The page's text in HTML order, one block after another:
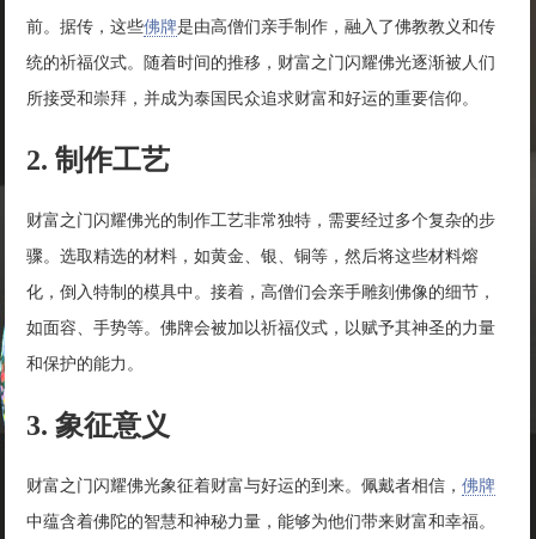
前。据传，这些佛牌是由高僧们亲手制作，融入了佛教教义和传
统的祈福仪式。随着时间的推移，财富之门闪耀佛光逐渐被人们
所接受和崇拜，并成为泰国民众追求财富和好运的重要信仰。
2. 制作工艺
财富之门闪耀佛光的制作工艺非常独特，需要经过多个复杂的步
骤。选取精选的材料，如黄金、银、铜等，然后将这些材料熔
化，倒入特制的模具中。接着，高僧们会亲手雕刻佛像的细节，
如面容、手势等。佛牌会被加以祈福仪式，以赋予其神圣的力量
和保护的能力。
3. 象征意义
财富之门闪耀佛光象征着财富与好运的到来。佩戴者相信，佛牌
中蕴含着佛陀的智慧和神秘力量，能够为他们带来财富和幸福。